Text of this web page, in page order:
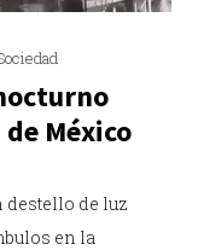
México
destello de luz
en la